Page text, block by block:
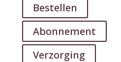
Bestellen
Abonnement
Verzorging